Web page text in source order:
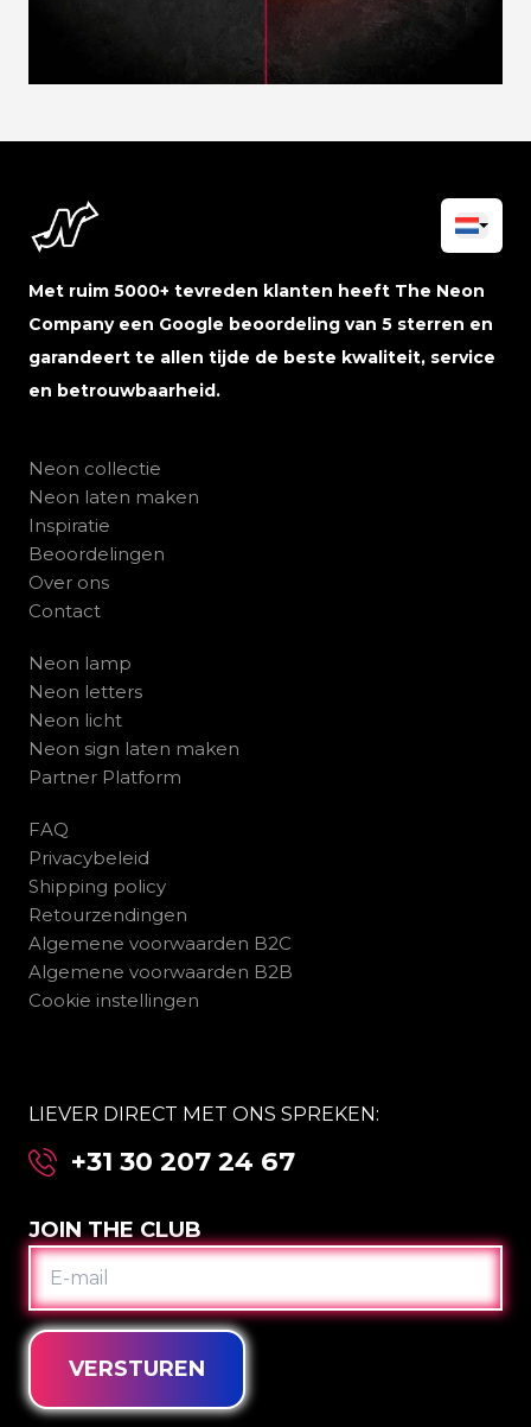
Met ruim 5000+ tevreden klanten heeft The Neon
Company een Google beoordeling van 5 sterren en
garandeert te allen tijde de beste kwaliteit, service
en betrouwbaarheid.
Neon collectie
Neon laten maken
Inspiratie
Beoordelingen
Over ons
Contact
Neon lamp
Neon letters
Neon licht
Neon sign laten maken
Partner Platform
FAQ
Privacybeleid
Shipping policy
Retourzendingen
Algemene voorwaarden B2C
Algemene voorwaarden B2B
Cookie instellingen
LIEVER DIRECT MET ONS SPREKEN:
+31 30 207 24 67
JOIN THE CLUB
E-
MAIL
VERSTUREN